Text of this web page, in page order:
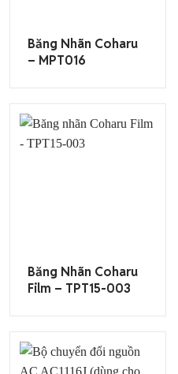
Băng Nhãn Coharu
– MPT016
Băng Nhãn Coharu
Film – TPT15-003